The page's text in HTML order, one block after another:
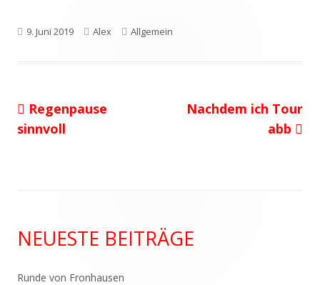
Veröffentlicht
9. Juni 2019 Autor
Alex Kategorien
Allgemein
Beitragsnavigation
Vorheriger
Beitrag:
Regenpause
sinnvoll
Nächster
Nachdem ich Tour
abb
Seitenleiste
NEUESTE BEITRÄGE
Runde von Fronhausen